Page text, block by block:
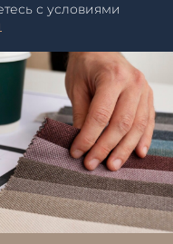
с условиями